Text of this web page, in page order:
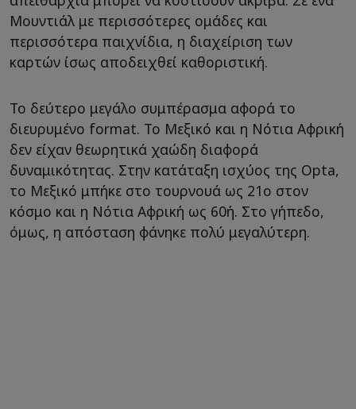
Μουντιάλ με περισσότερες ομάδες και
περισσότερα παιχνίδια, η διαχείριση των
καρτών ίσως αποδειχθεί καθοριστική.
Το δεύτερο μεγάλο συμπέρασμα αφορά το
διευρυμένο format. Το Μεξικό και η Νότια Αφρική
δεν είχαν θεωρητικά χαώδη διαφορά
δυναμικότητας. Στην κατάταξη ισχύος της Opta,
το Μεξικό μπήκε στο τουρνουά ως 21ο στον
κόσμο και η Νότια Αφρική ως 60ή. Στο γήπεδο,
όμως, η απόσταση φάνηκε πολύ μεγαλύτερη.